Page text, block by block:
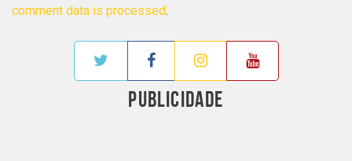
comment data is processed.
PUBLICIDADE